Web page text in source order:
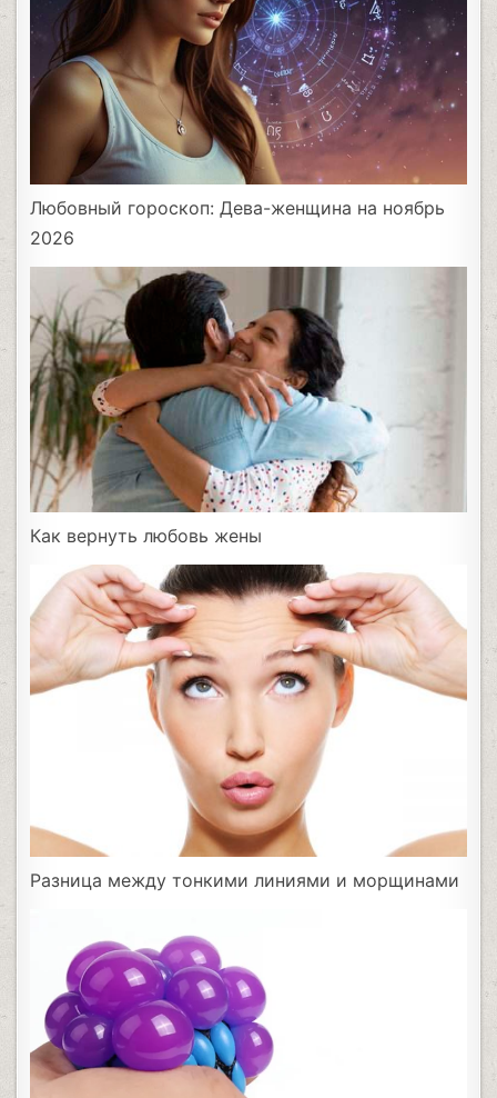
Любовный гороскоп: Дева-женщина на ноябрь
2026
Как вернуть любовь жены
Разница между тонкими линиями и морщинами